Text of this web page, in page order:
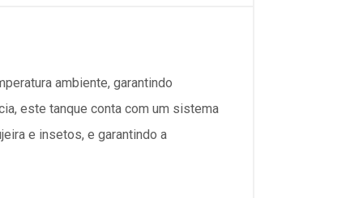
ambiente, garantindo
este tanque conta com um sistema
e insetos, e garantindo a